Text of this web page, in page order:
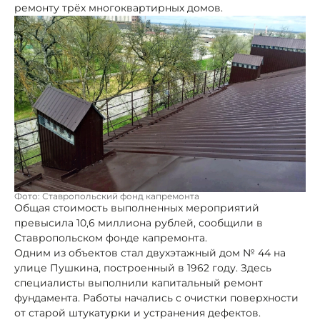
ремонту трёх многоквартирных домов.
Фото: Ставропольский фонд капремонта
Общая стоимость выполненных мероприятий
превысила 10,6 миллиона рублей, сообщили в
Ставропольском фонде капремонта.
Одним из объектов стал двухэтажный дом № 44 на
улице Пушкина, построенный в 1962 году. Здесь
специалисты выполнили капитальный ремонт
фундамента. Работы начались с очистки поверхности
от старой штукатурки и устранения дефектов.